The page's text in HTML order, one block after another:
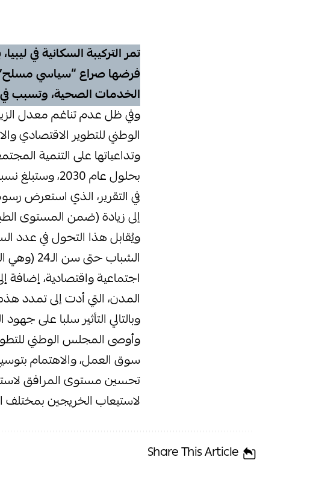
تمر التركيبة السكانية في
فرضها صراع “سياسي
الخدمات الصحية، وتسبب
وفي ظل عدم تناغم معدل
الوطني للتطوير الاقتصادي
إلى زيادة (ضمن المستوى
الشباب
اجتماعية واقتصادية،
المدن، التي أدت إلى تمدد
وبالتالي التأثير سلبا على
وأوصى المجلس الوطني
سوق العمل، والاهتمام
تحسين مستوى المرافق
لاستيعاب الخريجين بمختلف
Share This Article